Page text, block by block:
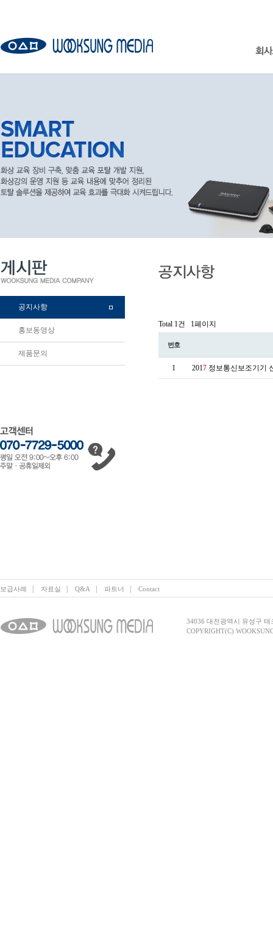
공지사항
홍보동영상
제품문의
Total 1건 1페이지
번호
1 2017 정보통신보조기기
보급사례 자료실 Q&A 파트너 Contact
34036 대전광역시 유성구
COPYRIGHT(C)